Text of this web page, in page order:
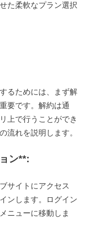
た柔軟なプラン選択
るためには、まず解
要です。解約は通
上で行うことができ
流れを説明します。
ン**:
サイトにアクセス
ンします。ログイン
ニューに移動しま